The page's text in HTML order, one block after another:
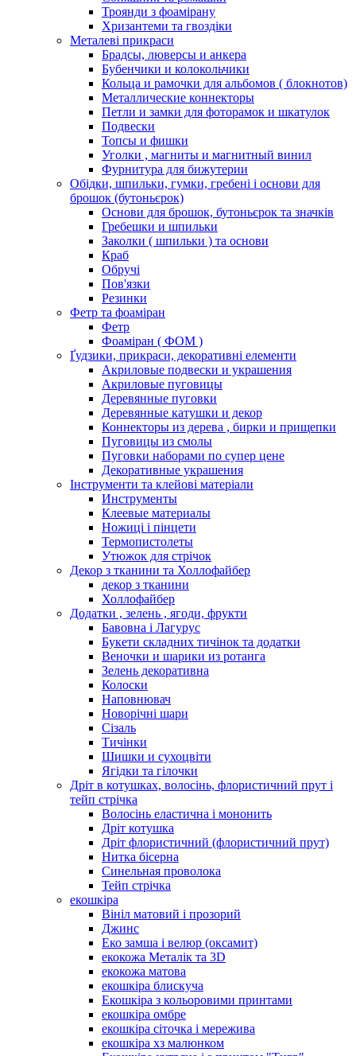
Троянди з фоамірану
Хризантеми та гвоздіки
Металеві прикраси
Брадсы, люверсы и анкера
Бубенчики и колокольчики
Кольца и рамочки для альбомов ( блокнотов)
Металлические коннекторы
Петли и замки для фоторамок и шкатулок
Подвески
Топсы и фишки
Уголки , магниты и магнитный винил
Фурнитура для бижутерии
Обідки, шпильки, гумки, гребені і основи для
брошок (бутоньєрок)
Основи для брошок, бутоньєрок та значків
Гребешки и шпильки
Заколки ( шпильки ) та основи
Краб
Обручі
Пов'язки
Резинки
Фетр та фоаміран
Фетр
Фоаміран ( ФОМ )
Ґудзики, прикраси, декоративні елементи
Акриловые подвески и украшения
Акриловые пуговицы
Деревянные пуговки
Деревянные катушки и декор
Коннекторы из дерева , бирки и прищепки
Пуговицы из смолы
Пуговки наборами по супер цене
Декоративные украшения
Інструменти та клейові матеріали
Инструменты
Клеевые материалы
Ножиці і пінцети
Термопистолеты
Утюжок для стрічок
Декор з тканини та Холлофайбер
декор з тканини
Холлофайбер
Додатки , зелень , ягоди, фрукти
Бавовна і Лагурус
Букети складних тичінок та додатки
Веночки и шарики из ротанга
Зелень декоративна
Колоски
Наповнювач
Новорічні шари
Сізаль
Тичінки
Шишки и сухоцвіти
Ягідки та гілочки
Дріт в котушках, волосінь, флористичний прут і
тейп стрічка
Волосінь еластична і мононить
Дріт котушка
Дріт флористичний (флористичний прут)
Нитка бісерна
Синельная проволока
Тейп стрічка
екошкіра
Вініл матовий і прозорий
Джинс
Еко замша і велюр (оксамит)
екокожа Металік та 3D
екокожа матова
екошкіра блискуча
Екошкіра з кольоровими принтами
екошкіра омбре
екошкіра сіточка і мережива
екошкіра хз малюнком